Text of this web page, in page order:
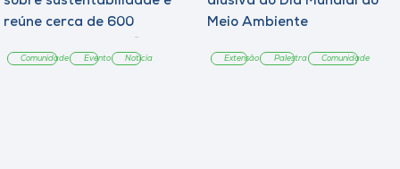
reúne cerca de 600
Comunidade Evento Notícia
Meio Ambiente
Extensão Palestra Comunidade